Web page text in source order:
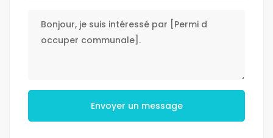
Envoyer un message